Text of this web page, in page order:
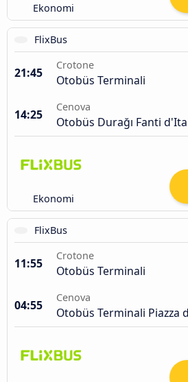
Ekonomi
FlixBus
21:45
Crotone
Otobüs Terminali
14:25
Cenova
Otobüs Durağı Fanti
Ekonomi
FlixBus
11:55
Crotone
Otobüs Terminali
04:55
Cenova
Otobüs Terminali Piazza